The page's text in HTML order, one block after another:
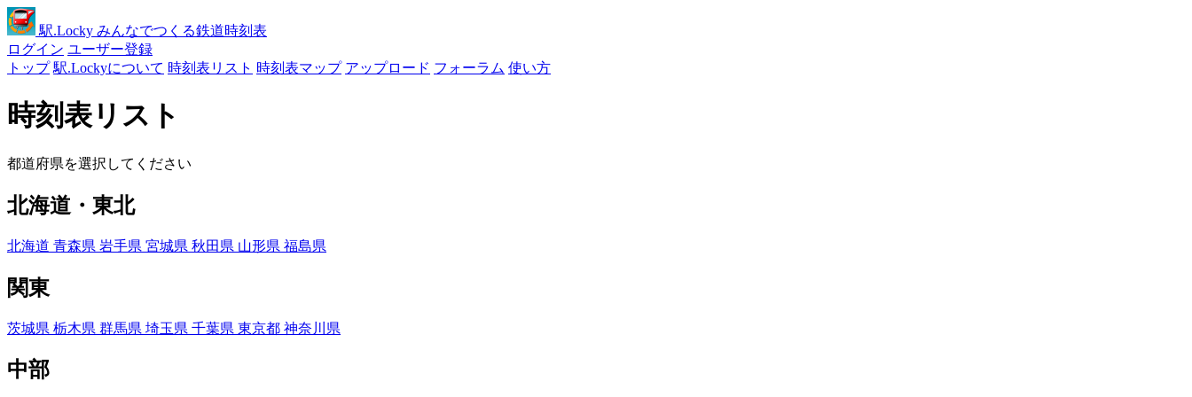
駅.Locky みんなでつくる鉄道時刻表
ログイン ユーザー登録
トップ 駅.Lockyについて 時刻表リスト 時刻表マップ アップロード フォーラム 使い方
時刻表リスト
都道府県を選択してください
北海道・東北
北海道 青森県 岩手県 宮城県 秋田県 山形県 福島県
関東
茨城県 栃木県 群馬県 埼玉県 千葉県 東京都 神奈川県
中部